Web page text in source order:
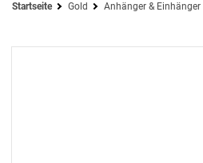
Startseite Gold Anhänger & Einhänger